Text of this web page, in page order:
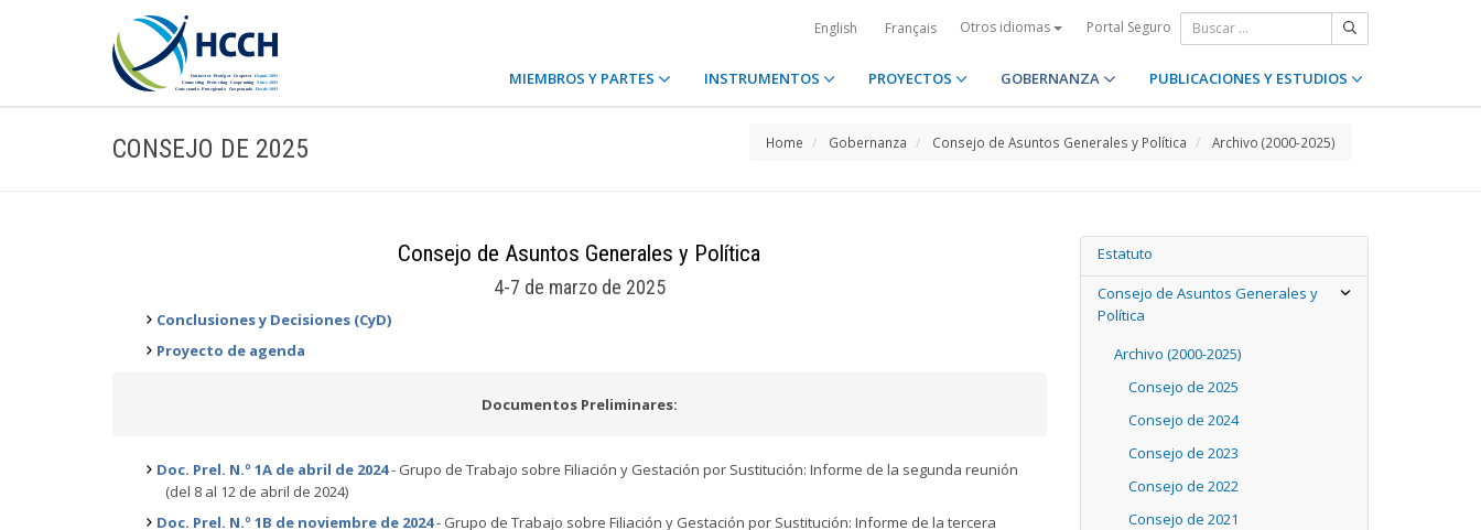
English Français Otros idiomas Portal Seguro
MIEMBROS Y PARTES INSTRUMENTOS PROYECTOS GOBERNANZA PUBLICACIONES Y ESTUDIOS
CONSEJO DE 2025 Home Gobernanza Consejo de Asuntos Generales y Política Archivo (2000-2025)
Consejo de Asuntos Generales y Política
4-7 de marzo de 2025
Conclusiones y Decisiones (CyD)
Proyecto de agenda
Documentos Preliminares:
Doc. Prel. N.º 1A de abril de 2024- Grupo de Trabajo sobre Filiación y Gestación por Sustitución: Informe de la segunda reunión
(del 8 al 12 de abril de 2024)
Doc. Prel. N.º 1B de noviembre de 2024- Grupo de Trabajo sobre Filiación y Gestación por Sustitución: Informe de la tercera
Estatuto
Consejo de Asuntos Generales y
Política
Archivo (2000-2025)
Consejo de 2025
Consejo de 2024
Consejo de 2023
Consejo de 2022
Consejo de 2021